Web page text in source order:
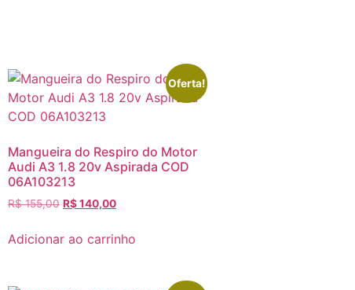
Oferta!
Mangueira do Respiro do Motor
Audi A3 1.8 20v Aspirada COD
06A103213
R$155,00 R$140,00
Adicionar ao carrinho